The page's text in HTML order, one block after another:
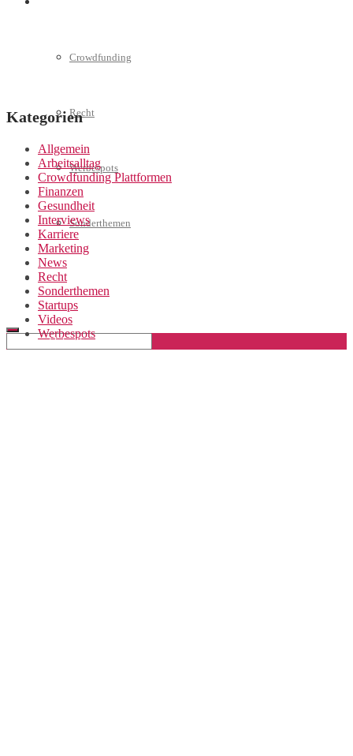
Crowdfunding
Recht
Werbespots
Sonderthemen
Geschäftskonto eröffnen
Kategorien
Allgemein
Arbeitsalltag
Crowdfunding Plattformen
Finanzen
Gesundheit
Interviews
Karriere
Marketing
News
Recht
Sonderthemen
Startups
Videos
Werbespots